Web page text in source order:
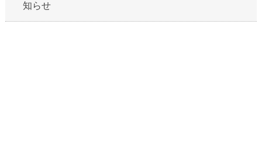
知らせ